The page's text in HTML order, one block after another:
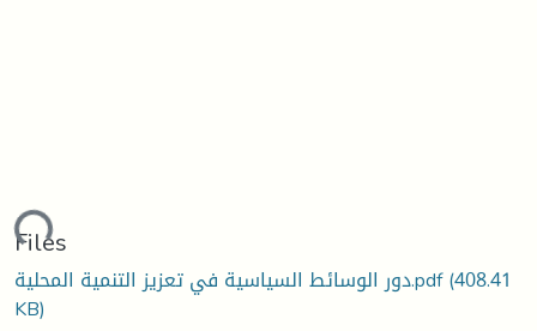
Files
دور الوسائط السياسية في تعزيز التنمية المحلية.pdf(408.41
KB)